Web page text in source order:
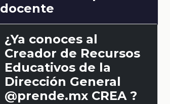
docente
¿Ya conoces al
Creador de Recursos
Educativos de la
Dirección General
@prende.mx CREA ?